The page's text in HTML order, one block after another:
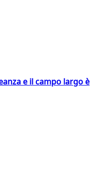
e il campo largo è